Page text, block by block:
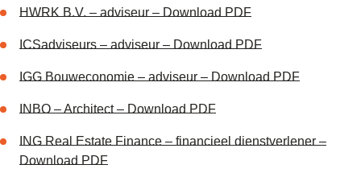
HWRK B.V. – adviseur – Download PDF
ICSadviseurs – adviseur – Download PDF
IGG Bouweconomie – adviseur – Download PDF
INBO – Architect – Download PDF
ING Real Estate Finance – financieel dienstverlener –
Download PDF